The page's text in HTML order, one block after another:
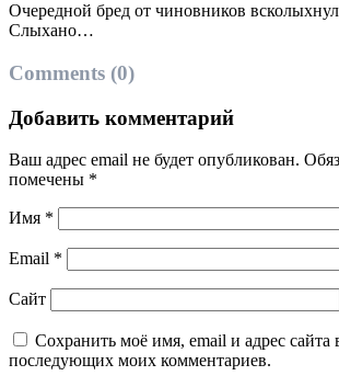
Очередной бред от чиновников
Слыхано…
Comments (0)
Добавить комментарий
Ваш адрес email не будет опубликован.
помечены *
Имя *
Email *
Сайт
Сохранить моё имя, email и адрес сайта
последующих моих комментариев.